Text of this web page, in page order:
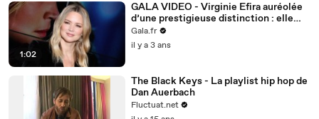
1:02
GALA VIDEO - Virginie Efira auréolée
d’une prestigieuse distinction : elle
détrône une célèbre chanteuse !
Gala.fr
il y a 3 ans
The Black Keys - La playlist hip hop de
Dan Auerbach
Fluctuat.net